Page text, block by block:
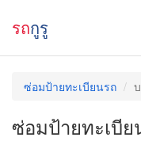
รถกูรู
ซ่อมป้ายทะเบียนรถ
ซ่อมป้ายทะเบี